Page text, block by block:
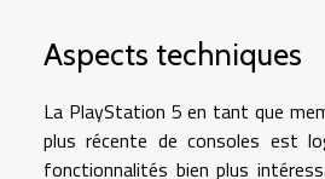
Aspects techniques
La PlayStation 5 en tant que
plus récente de consoles est
fonctionnalités bien plus